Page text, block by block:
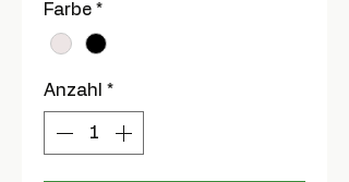
Farbe *
Anzahl *